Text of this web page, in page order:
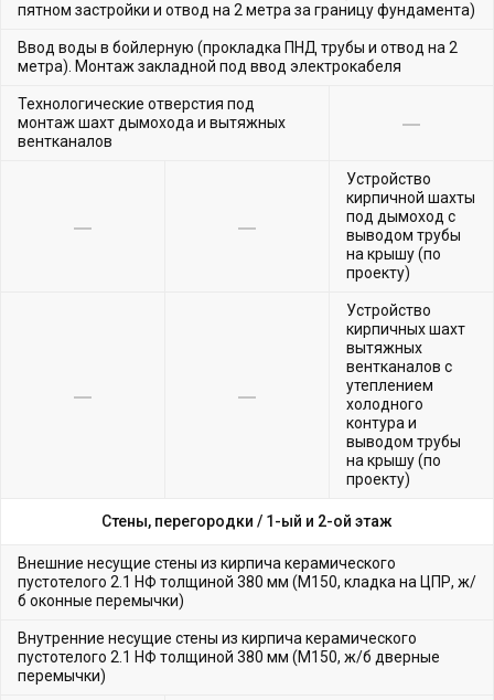
пятном застройки и отвод на 2 метра за границу фундамента)
Ввод воды в бойлерную (прокладка ПНД трубы и отвод на 2
метра). Монтаж закладной под ввод электрокабеля
Технологические отверстия под
монтаж шахт дымохода и вытяжных
вентканалов
Устройство
кирпичной шахты
под дымоход с
выводом трубы
на крышу (по
проекту)
Устройство
кирпичных шахт
вытяжных
вентканалов с
утеплением
холодного
контура и
выводом трубы
на крышу (по
проекту)
Стены, перегородки / 1-ый и 2-ой этаж
Внешние несущие стены из кирпича керамического
пустотелого 2.1 НФ толщиной 380 мм (М150, кладка на ЦПР, ж/
б оконные перемычки)
Внутренние несущие стены из кирпича керамического
пустотелого 2.1 НФ толщиной 380 мм (М150, ж/б дверные
перемычки)